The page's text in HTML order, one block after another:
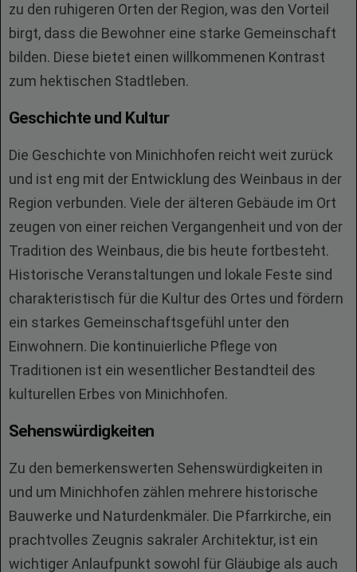
zu den ruhigeren Orten der Region, was den Vorteil
birgt, dass die Bewohner eine starke Gemeinschaft
bilden. Diese bietet einen willkommenen Kontrast
zum hektischen Stadtleben.
Geschichte und Kultur
Die Geschichte von Minichhofen reicht weit zurück
und ist eng mit der Entwicklung des Weinbaus in der
Region verbunden. Viele der älteren Gebäude im Ort
zeugen von einer reichen Vergangenheit und von der
Tradition des Weinbaus, die bis heute fortbesteht.
Historische Veranstaltungen und lokale Feste sind
charakteristisch für die Kultur des Ortes und fördern
ein starkes Gemeinschaftsgefühl unter den
Einwohnern. Die kontinuierliche Pflege von
Traditionen ist ein wesentlicher Bestandteil des
kulturellen Erbes von Minichhofen.
Sehenswürdigkeiten
Zu den bemerkenswerten Sehenswürdigkeiten in
und um Minichhofen zählen mehrere historische
Bauwerke und Naturdenkmäler. Die Pfarrkirche, ein
prachtvolles Zeugnis sakraler Architektur, ist ein
wichtiger Anlaufpunkt sowohl für Gläubige als auch